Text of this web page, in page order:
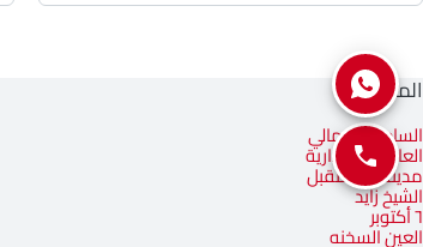
المناطق
الساحل الشمالي
العاصمة الإدارية
مدينة المستقبل
الشيخ زايد
٦ أكتوبر
العين السخنه